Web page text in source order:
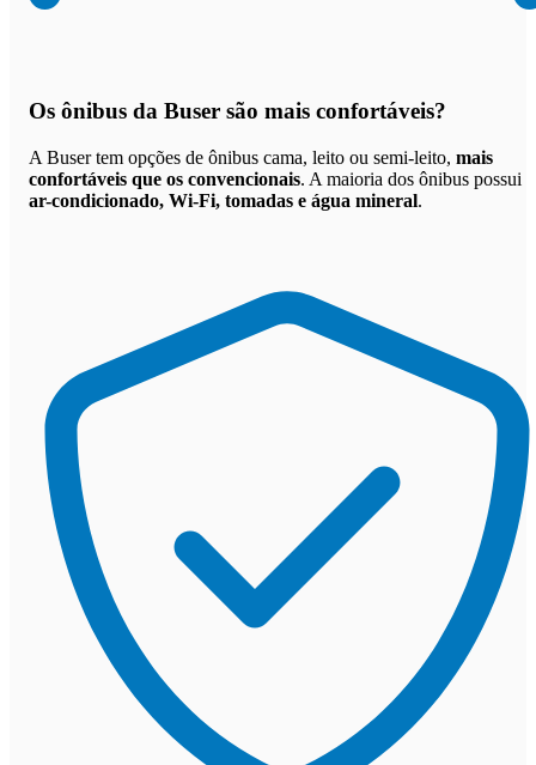
Os ônibus da Buser são mais confortáveis?
A Buser tem opções de ônibus cama, leito ou semi-leito, mais
confortáveis que os convencionais. A maioria dos ônibus possui
ar-condicionado, Wi-Fi, tomadas e água mineral.